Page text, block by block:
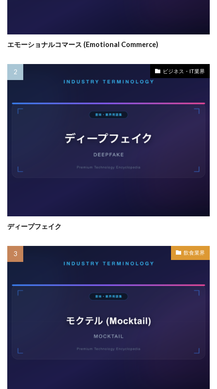
エモーショナルコマース (Emotional Commerce)
ビジネス・IT業界
ディープフェイク
飲食業界